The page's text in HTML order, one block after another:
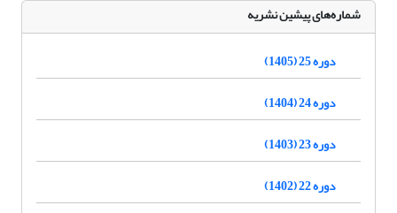
شماره‌های پیشین نشریه
دوره 25 (1405)
دوره 24 (1404)
دوره 23 (1403)
دوره 22 (1402)